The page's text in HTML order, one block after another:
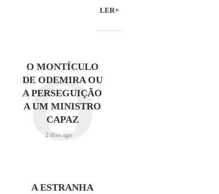
LER+
O MONTÍCULO
DE ODEMIRA OU
A PERSEGUIÇÃO
A UM MINISTRO
CAPAZ
2 dias ago
O
A ESTRANHA